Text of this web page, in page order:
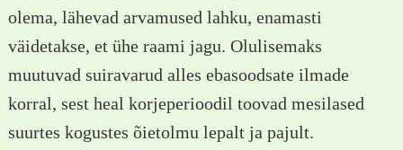
olema, lähevad arvamused lahku, enamasti
väidetakse, et ühe raami jagu. Olulisemaks
muutuvad suiravarud alles ebasoodsate ilmade
korral, sest heal korjeperioodil toovad mesilased
suurtes kogustes õietolmu lepalt ja pajult.